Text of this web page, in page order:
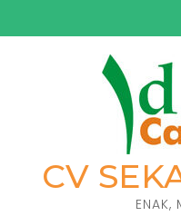
ke
CV
ENAK,